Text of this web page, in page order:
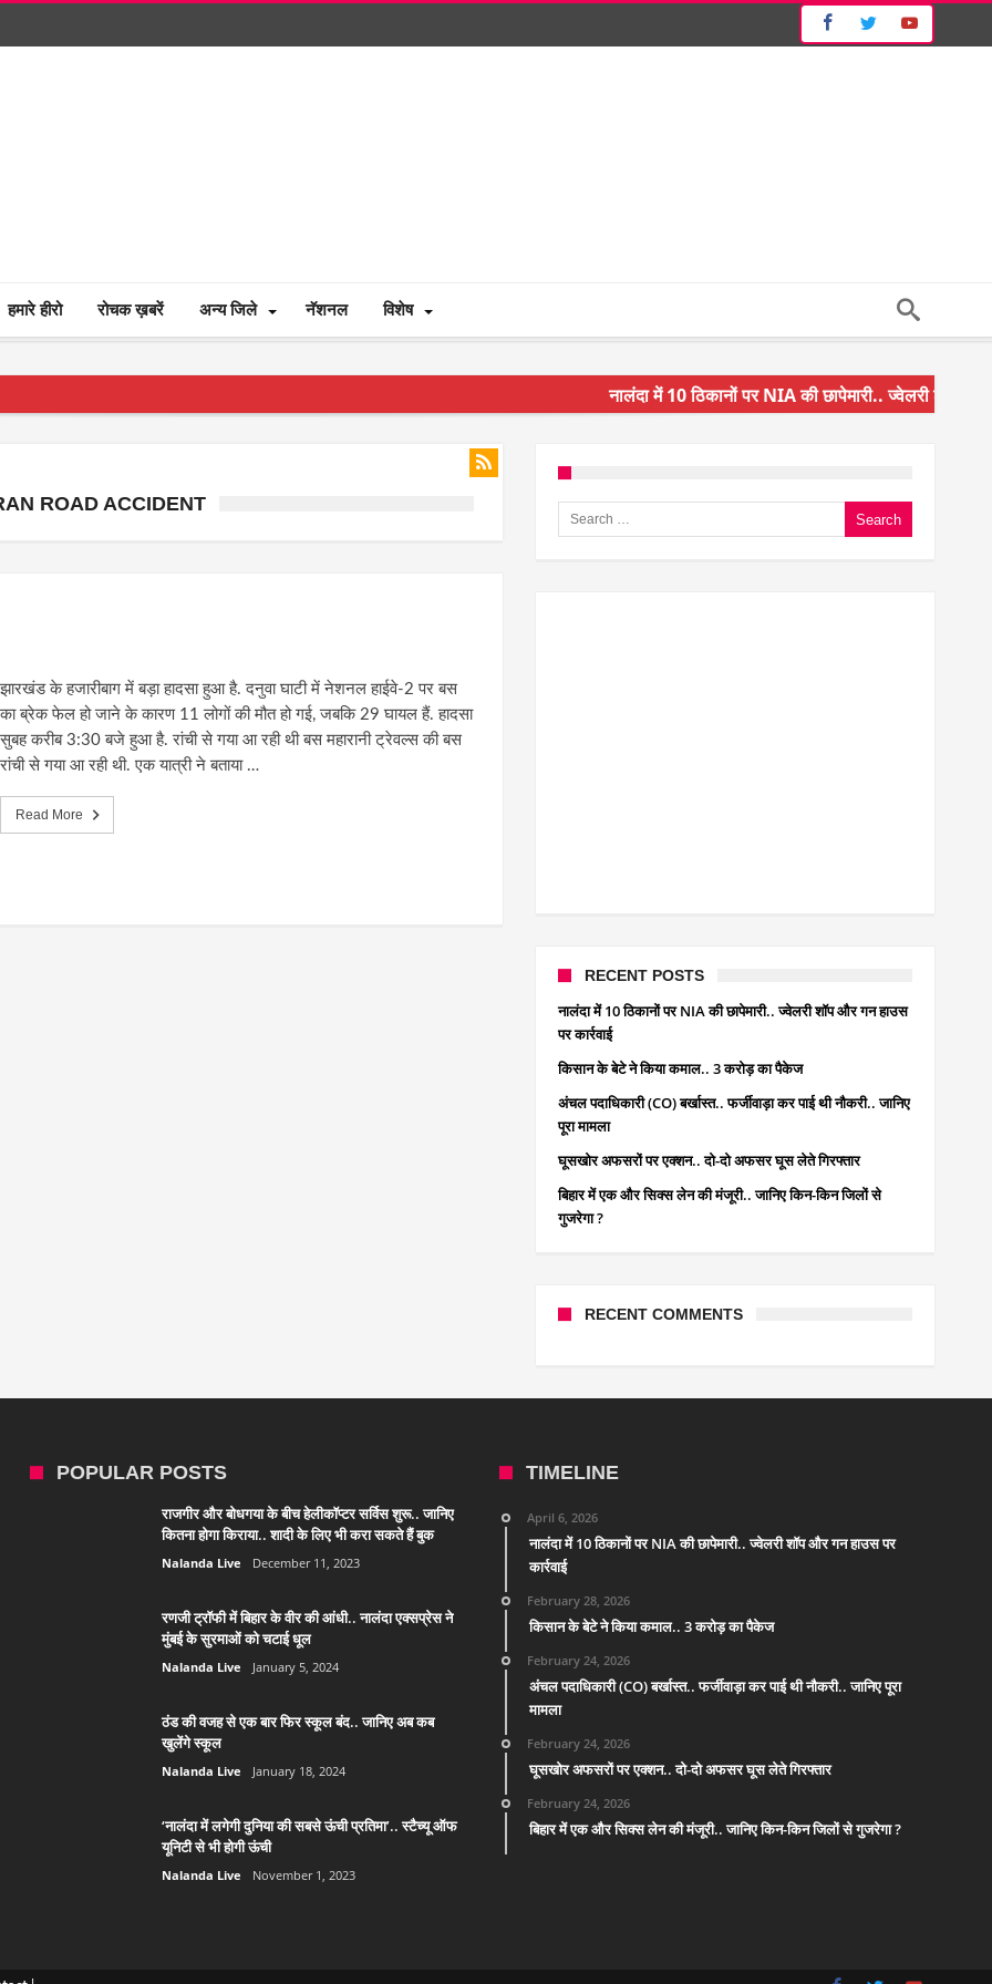
हमारे हीरो रोचक ख़बरें अन्य जिले नॅशनल विशेष
नालंदा में 10 ठिकानों पर NIA की छापेमारी.. ज्वेलरी शॉप और गन
घूसखोर अफसरों पर एक्शन.. दो-दो अफसर घूस लेते गिरफ्तार
ROAD ACCIDENT
झारखंड के हजारीबाग में बड़ा हादसा हुआ है. दनुवा घाटी में नेशनल हाईवे-2 पर बस
का ब्रेक फेल हो जाने के कारण 11 लोगों की मौत हो गई, जबकि 29 घायल हैं. हादसा
सुबह करीब 3:30 बजे हुआ है. रांची से गया आ रही थी बस महारानी ट्रेवल्स की बस
रांची से गया आ रही थी. एक यात्री ने बताया …
Read More
Search for:
RECENT POSTS
नालंदा में 10 ठिकानों पर NIA की छापेमारी.. ज्वेलरी शॉप और गन हाउस
पर कार्रवाई
किसान के बेटे ने किया कमाल.. 3 करोड़ का पैकेज
अंचल पदाधिकारी (CO) बर्खास्त.. फर्जीवाड़ा कर पाई थी नौकरी.. जानिए
पूरा मामला
घूसखोर अफसरों पर एक्शन.. दो-दो अफसर घूस लेते गिरफ्तार
बिहार में एक और सिक्स लेन की मंजूरी.. जानिए किन-किन जिलों से
गुजरेगा ?
RECENT COMMENTS
POPULAR POSTS
राजगीर और बोधगया के बीच हेलीकॉप्टर सर्विस शुरू.. जानिए
कितना होगा किराया.. शादी के लिए भी करा सकते हैं बुक
Nalanda Live December 11, 2023
रणजी ट्रॉफी में बिहार के वीर की आंधी.. नालंदा एक्सप्रेस ने
मुंबई के सुरमाओं को चटाई धूल
Nalanda Live January 5, 2024
ठंड की वजह से एक बार फिर स्कूल बंद.. जानिए अब कब
खुलेंगे स्कूल
Nalanda Live January 18, 2024
‘नालंदा में लगेगी दुनिया की सबसे ऊंची प्रतिमा’.. स्टैच्यू ऑफ
यूनिटी से भी होगी ऊंची
Nalanda Live November 1, 2023
TIMELINE
April 6, 2026
नालंदा में 10 ठिकानों पर NIA की छापेमारी.. ज्वेलरी शॉप और गन हाउस पर
कार्रवाई
February 28, 2026
किसान के बेटे ने किया कमाल.. 3 करोड़ का पैकेज
February 24, 2026
अंचल पदाधिकारी (CO) बर्खास्त.. फर्जीवाड़ा कर पाई थी नौकरी.. जानिए पूरा
मामला
February 24, 2026
घूसखोर अफसरों पर एक्शन.. दो-दो अफसर घूस लेते गिरफ्तार
February 24, 2026
बिहार में एक और सिक्स लेन की मंजूरी.. जानिए किन-किन जिलों से गुजरेगा ?